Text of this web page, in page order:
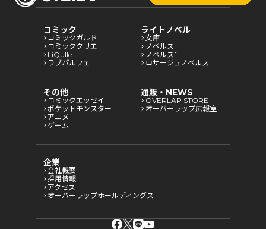
コミック
コミックガルド
コミッククリエ
LiQulle
ラブパルフェ
ライトノベル
文庫
ノベルス
ノベルスf
ロサージュノベルス
その他
コミックエッセイ
ポケットモンスター
アニメ
ゲーム
通販・NEWS
OVERLAP STORE
オーバーラップ広報室
企業
会社概要
採用情報
アクセス
オーバーラップホールディングス